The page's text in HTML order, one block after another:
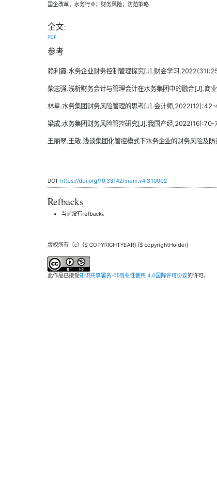
国企改革；水务行业；财务风险；防范策略
全文:
PDF
参考
赖利霞.水务企业财务控制管理探究[J].财会学习
柴志强.浅析财务会计与管理会计在水务集团中的融合[J].商
林星.水务集团财务风险管理的思考[J].会计师
梁成.水务集团财务风险管控研究[J].我国产经,2022(16):70-
王丽翠,王敬.浅谈集团化管控模式下水务企业的财务风险及
DOI: https://doi.org/10.33142/mem.v4i3.10002
Refbacks
当前没有refback。
版权所有（c）{$ COPYRIGHTYEAR} {$ copyrightHolder}
此作品已接受知识共享署名-非商业性使用 4.0国际许可协议的许可。